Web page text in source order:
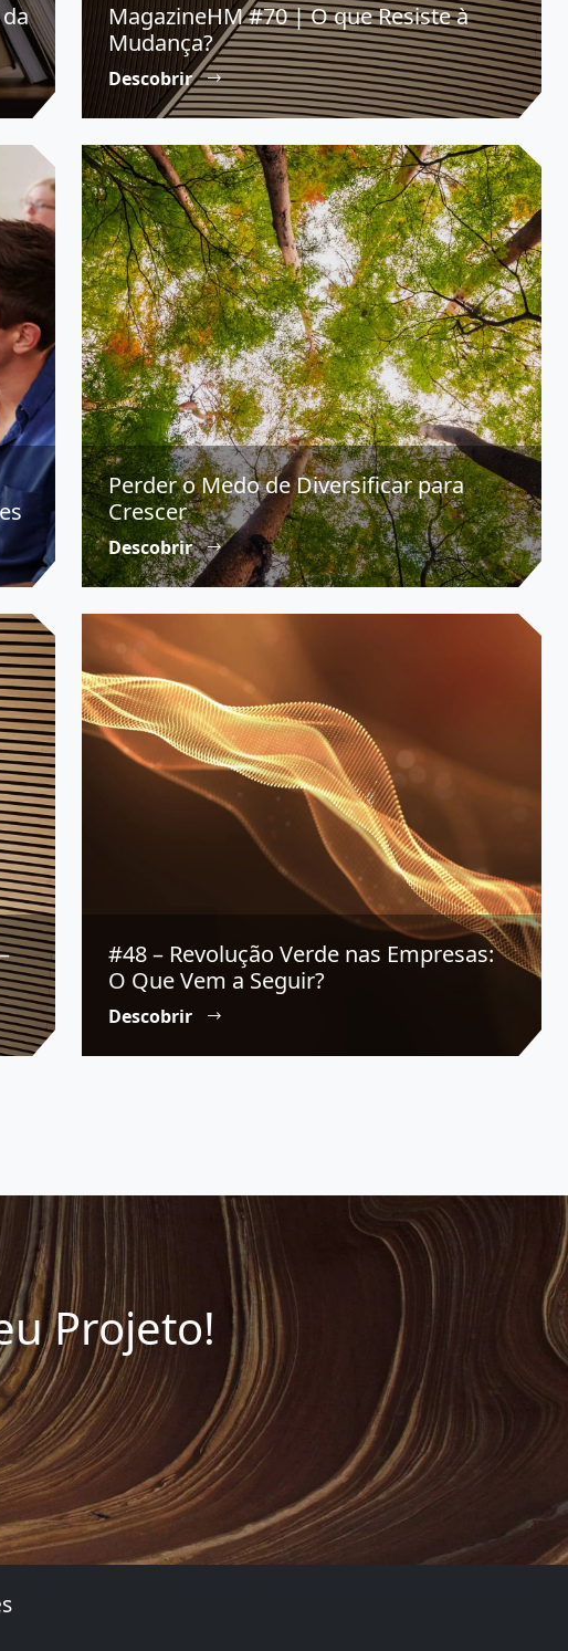
MagazineHM #70 | O que Resiste à
Mudança?
Descobrir
Perder o Medo de Diversificar para
Crescer
Descobrir
#48 – Revolução Verde nas Empresas:
O Que Vem a Seguir?
Descobrir
Projeto!